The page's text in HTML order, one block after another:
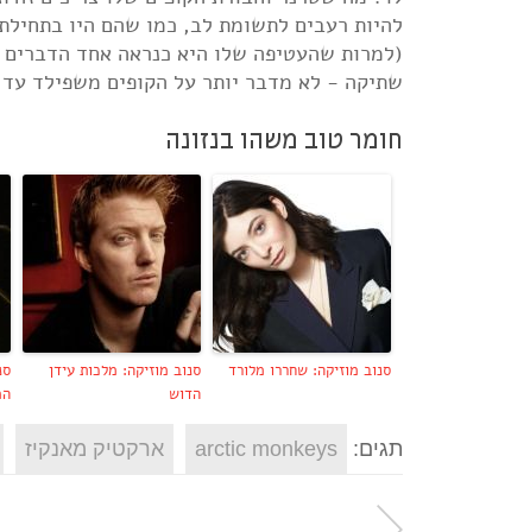
להיות רעבים לתשומת לב, כמו שהם היו
(למרות שהעטיפה שלו היא כנראה אחד
שתיקה - לא מדבר יותר על הקופים משפילד
חומר טוב משהו בנזונה
סנוב מוזיקה: שחררו מלורד
סנוב מוזיקה: מלכות עידן
הדוש
תגים: arctic monkeys ארקטיק מאנקיז